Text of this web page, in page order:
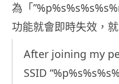
為「
功能就會即時失效，
After joining my
SSID